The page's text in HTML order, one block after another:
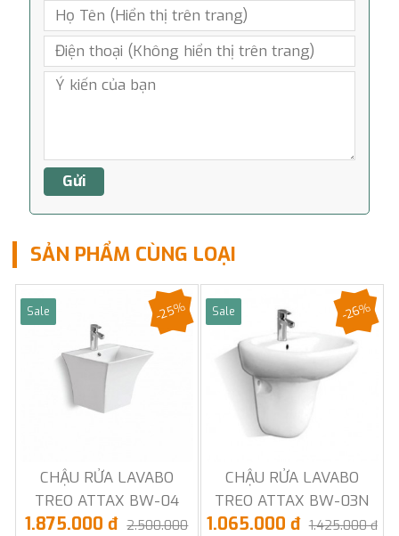
SẢN PHẨM CÙNG LOẠI
Sale
CHẬU RỬA LAVABO
TREO ATTAX BW-04
-25%
1.875.000 đ 2.500.000
Sale
CHẬU RỬA LAVABO
TREO ATTAX BW-03N
-26%
1.065.000 đ 1.425.000 đ